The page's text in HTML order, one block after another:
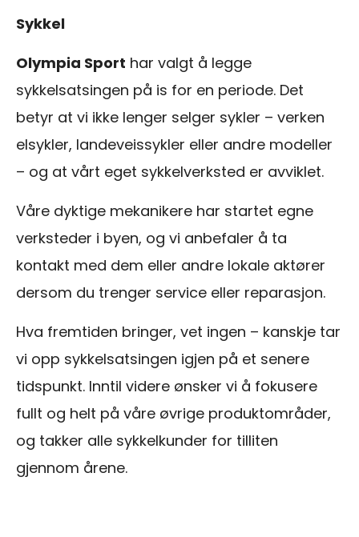
Sykkel
Olympia Sport har valgt å legge
sykkelsatsingen på is for en periode. Det
betyr at vi ikke lenger selger sykler – verken
elsykler, landeveissykler eller andre modeller
– og at vårt eget sykkelverksted er avviklet.
Våre dyktige mekanikere har startet egne
verksteder i byen, og vi anbefaler å ta
kontakt med dem eller andre lokale aktører
dersom du trenger service eller reparasjon.
Hva fremtiden bringer, vet ingen – kanskje tar
vi opp sykkelsatsingen igjen på et senere
tidspunkt. Inntil videre ønsker vi å fokusere
fullt og helt på våre øvrige produktområder,
og takker alle sykkelkunder for tilliten
gjennom årene.